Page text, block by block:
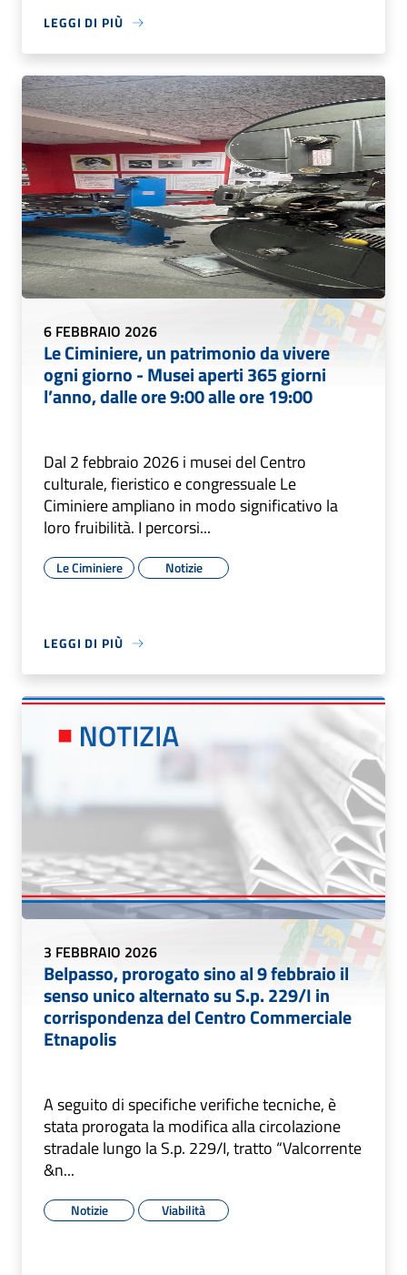
LEGGI DI PIÙ
6 FEBBRAIO 2026
Le Ciminiere, un patrimonio da vivere
ogni giorno - Musei aperti 365 giorni
l’anno, dalle ore 9:00 alle ore 19:00
Dal 2 febbraio 2026 i musei del Centro
culturale, fieristico e congressuale Le
Ciminiere ampliano in modo significativo la
loro fruibilità. I percorsi...
Le Ciminiere Notizie
LEGGI DI PIÙ
3 FEBBRAIO 2026
Belpasso, prorogato sino al 9 febbraio il
senso unico alternato su S.p. 229/I in
corrispondenza del Centro Commerciale
Etnapolis
A seguito di specifiche verifiche tecniche, è
stata prorogata la modifica alla circolazione
stradale lungo la S.p. 229/I, tratto “Valcorrente
&n...
Notizie Viabilità